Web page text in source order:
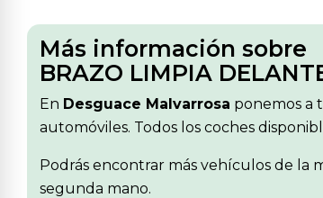
Más información sobre
BRAZO LIMPIA
En Desguace Malvarrosa ponemos a
automóviles. Todos los coches
Podrás encontrar más vehículos de la
segunda mano.